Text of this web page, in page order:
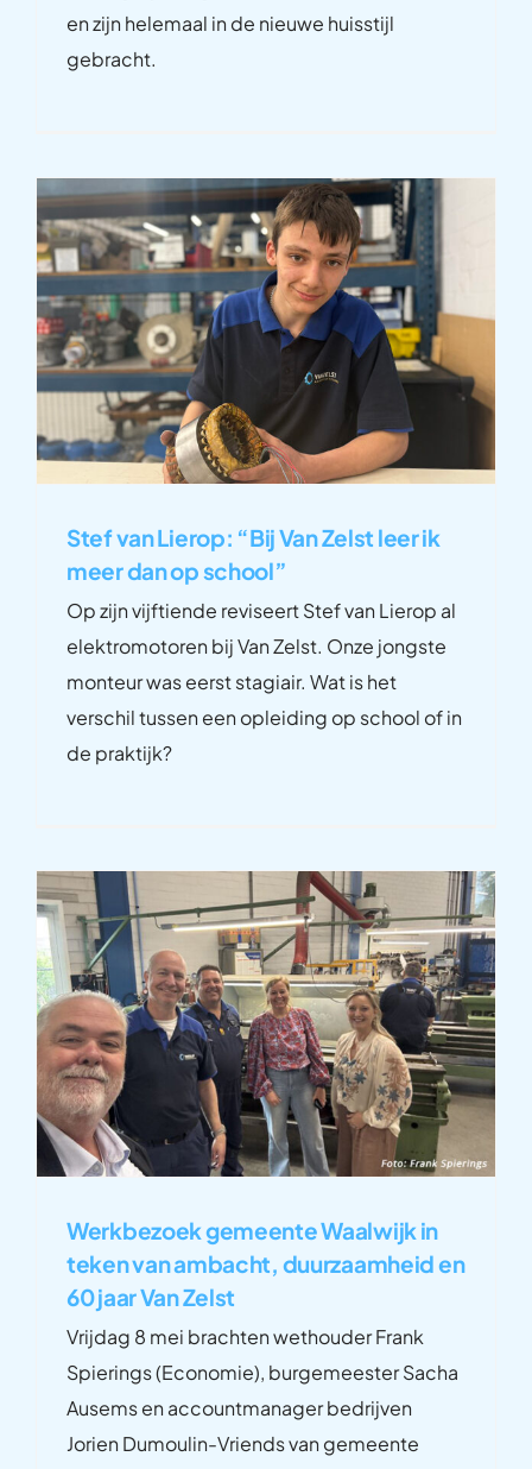
en zijn helemaal in de nieuwe huisstijl
gebracht.
Stef van Lierop: “Bij Van Zelst leer ik
meer dan op school”
Op zijn vijftiende reviseert Stef van Lierop al
elektromotoren bij Van Zelst. Onze jongste
monteur was eerst stagiair. Wat is het
verschil tussen een opleiding op school of in
de praktijk?
Werkbezoek gemeente Waalwijk in
teken van ambacht, duurzaamheid en
60 jaar Van Zelst
Vrijdag 8 mei brachten wethouder Frank
Spierings (Economie), burgemeester Sacha
Ausems en accountmanager bedrijven
Jorien Dumoulin-Vriends van gemeente